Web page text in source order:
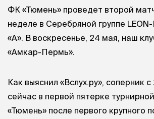
ФК «Тюмень» проведет второй
неделе в Серебряной группе
«А». В воскресенье, 24 мая, наш
«Амкар-Пермь».
Как выяснил «Вслух.ру», соперник с
сейчас в первой пятерке
«Тюмень» после первого крупного